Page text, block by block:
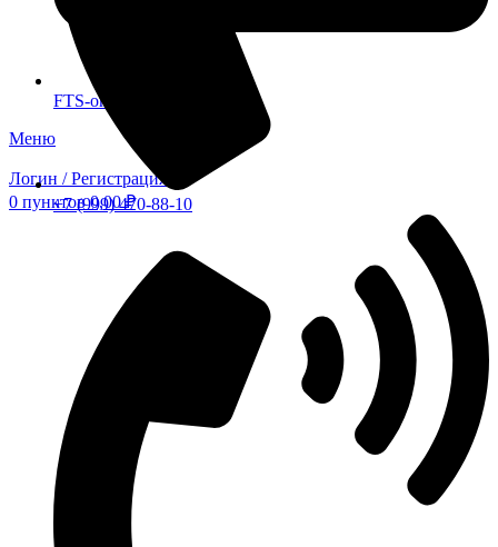
FTS-omsk@mail.ru
Меню
Логин / Регистрация
0 пунктов 0,00₽
+7 (999) 470-88-10